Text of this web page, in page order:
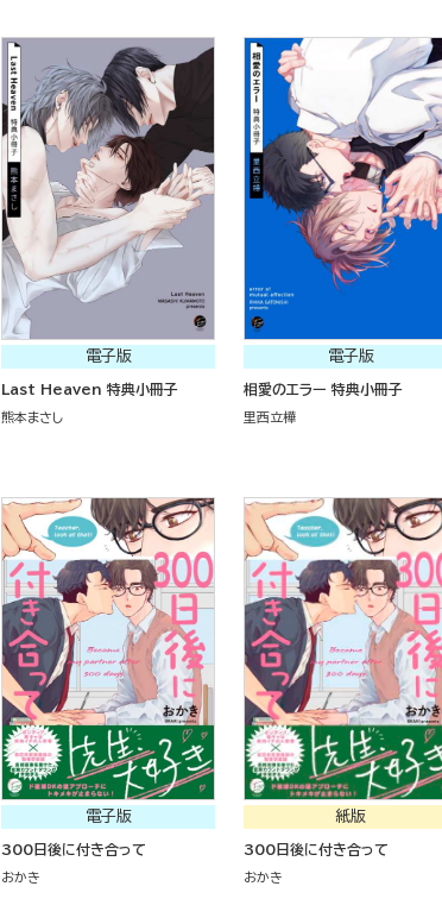
電子版
Last Heaven 特典小冊子
熊本まさし
電子版
相愛のエラー 特典小冊子
里西立樺
電子版
300日後に付き合って
おかき
紙版
300日後に付き合って
おかき